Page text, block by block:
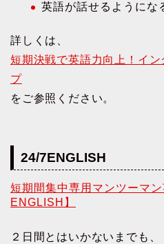
英語が話せるようにな
詳しくは、
短期決戦で英語力向上！イ
プ
をご参照ください。
24/7ENGLISH
短期間集中専用マンツーマ
ENGLISH】
２日間とはいかないまでも、